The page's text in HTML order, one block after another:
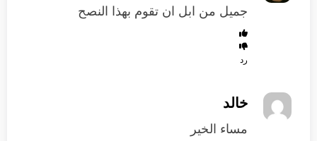
جميل من ابل ان تقوم بهذا النصح
رد
خالد
مساء الخير